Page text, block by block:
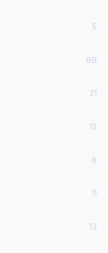
5
88
21
12
6
11
13